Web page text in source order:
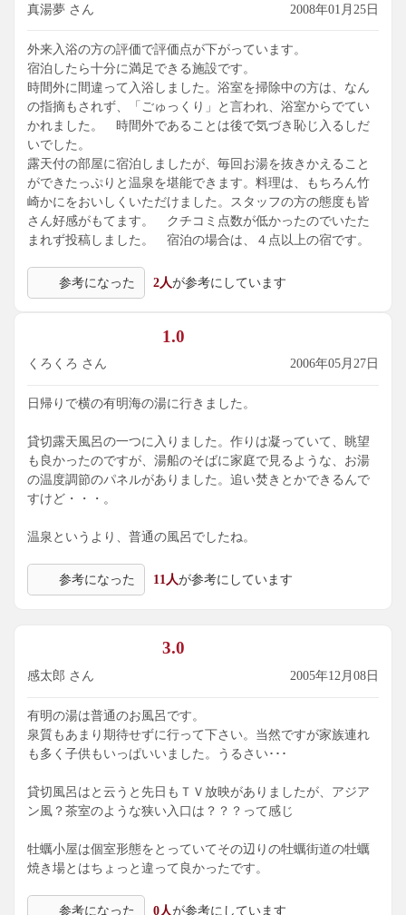
真湯夢 さん 2008年01月25日
外来入浴の方の評価で評価点が下がっています。
宿泊したら十分に満足できる施設です。
時間外に間違って入浴しました。浴室を掃除中の方は、なん
の指摘もされず、「ごゅっくり」と言われ、浴室からでてい
かれました。 時間外であることは後で気づき恥じ入るしだ
いでした。
露天付の部屋に宿泊しましたが、毎回お湯を抜きかえること
ができたっぷりと温泉を堪能できます。料理は、もちろん竹
崎かにをおいしくいただけました。スタッフの方の態度も皆
さん好感がもてます。 クチコミ点数が低かったのでいたた
まれず投稿しました。 宿泊の場合は、４点以上の宿です。
参考になった 2人が参考にしています
1.0
くろくろ さん 2006年05月27日
日帰りで横の有明海の湯に行きました。
貸切露天風呂の一つに入りました。作りは凝っていて、眺望
も良かったのですが、湯船のそばに家庭で見るような、お湯
の温度調節のパネルがありました。追い焚きとかできるんで
すけど・・・。
温泉というより、普通の風呂でしたね。
参考になった 11人が参考にしています
3.0
感太郎 さん 2005年12月08日
有明の湯は普通のお風呂です。
泉質もあまり期待せずに行って下さい。当然ですが家族連れ
も多く子供もいっぱいいました。うるさい･･･
貸切風呂はと云うと先日もＴＶ放映がありましたが、アジア
ン風？茶室のような狭い入口は？？？って感じ
牡蠣小屋は個室形態をとっていてその辺りの牡蠣街道の牡蠣
焼き場とはちょっと違って良かったです。
参考になった 0人が参考にしています